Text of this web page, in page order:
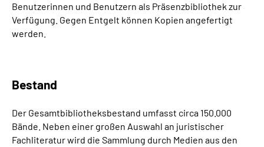
Benutzerinnen und Benutzern als Präsenzbibliothek zur
Verfügung. Gegen Entgelt können Kopien angefertigt
werden.
Bestand
Der Gesamtbibliotheksbestand umfasst circa 150.000
Bände. Neben einer großen Auswahl an juristischer
Fachliteratur wird die Sammlung durch Medien aus den